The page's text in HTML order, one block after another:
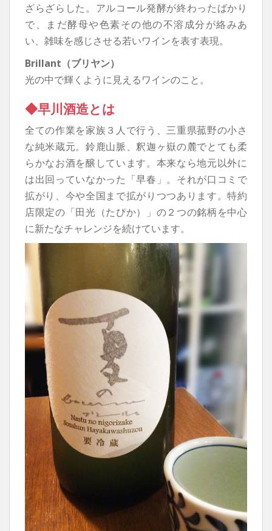
ざらざらした。アルコール発酵が終わったばかり
で、まだ酵母や色素その他の不溶成分が絡みあ
い、雑味を感じさせる若いワインを表す表現。
Brillant（ブリヤン）
光の中で輝くように見えるワインのこと。
◆早川酒造とは
全ての作業を家族３人で行う、三重県菰野の小さ
な純米蔵元。鈴鹿山脈、釈迦ヶ嶽の麓でとても柔
らかなお酒を醸しています。本来なら地元以外に
は出回っていなかった「早春」。それが口コミで
拡がり、今や全国まで拡がりつつあります。特約
店限定の「田光（たぴか）」の２つの銘柄を中心
に新たなチャレンジを続けています。